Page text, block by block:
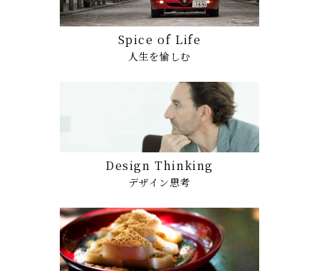
Spice of Life
人生を愉しむ
Design Thinking
デザイン思考